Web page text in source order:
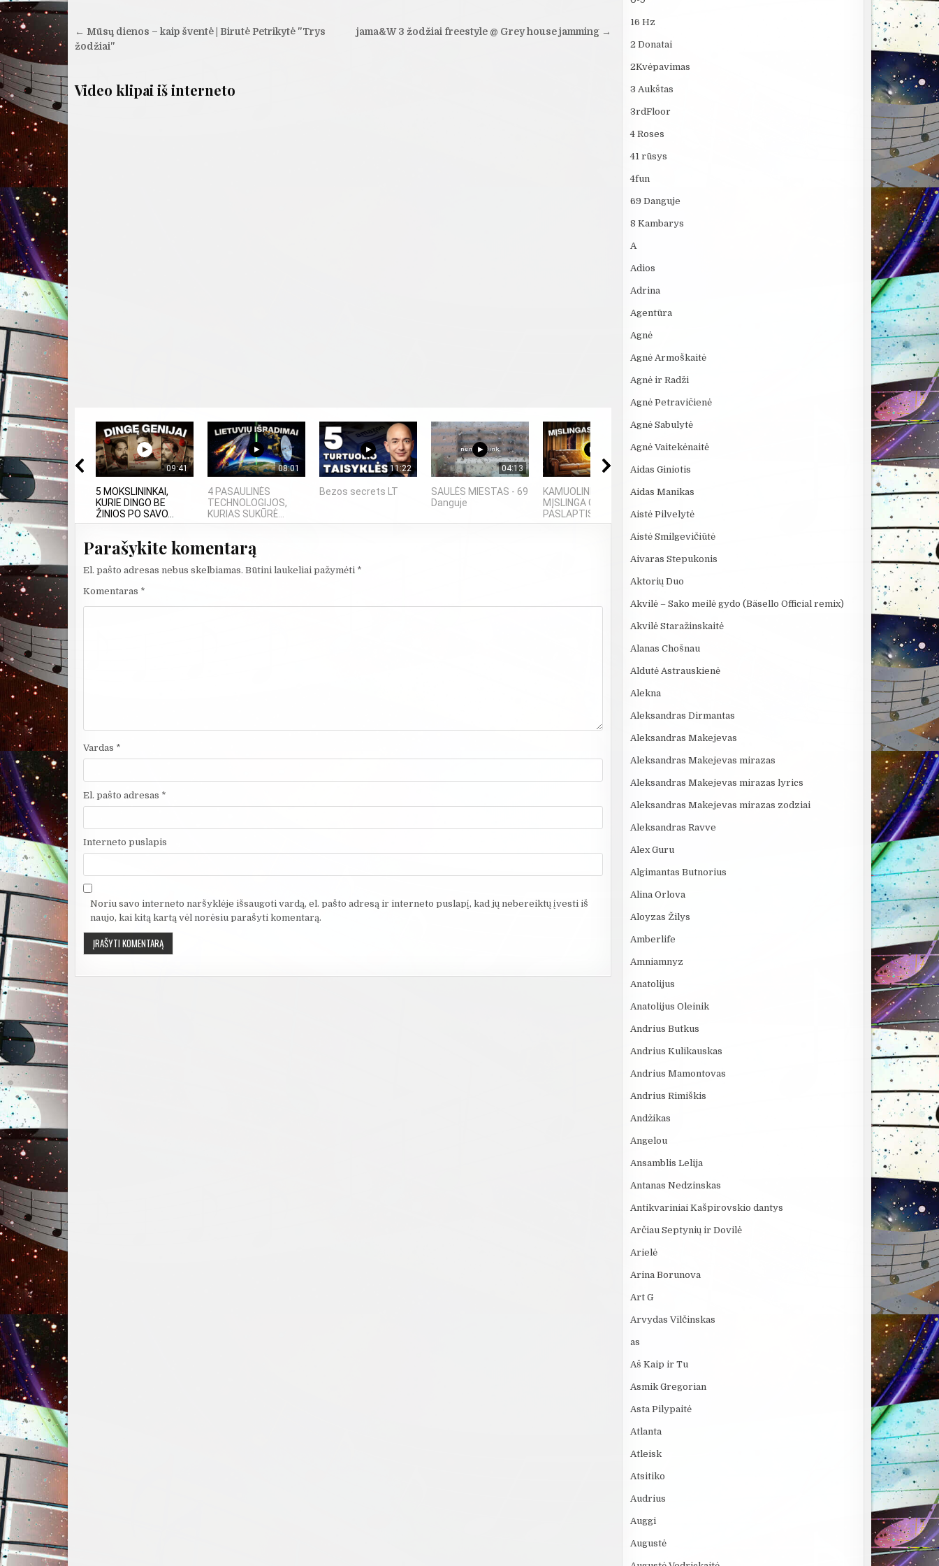
Navigacija
tarp
jama&W 3 žodžiai freestyle @ Grey house jamming →
← Mūsų dienos – kaip šventė | Birutė Petrikytė "Trys
žodžiai"
Video klipai iš interneto
09:41
5 MOKSLININKAI,
KURIE DINGO BE
ŽINIOS PO SAVO...
08:01
4 PASAULINĖS
TECHNOLOGIJOS,
KURIAS SUKŪRĖ...
11:22
Bezos secrets LT
04:13
SAULĖS MIESTAS - 69
Danguje
09:00
KAMUOLINIS ŽAIBAS:
MĮSLINGA GAMTOS
PASLAPTIS
Se7en – kai tamsa
Andrius
feat. Atlanta
Kregždutės
Parašykite komentarą
El. pašto adresas nebus skelbiamas. Būtini laukeliai pažymėti *
Komentaras *
Vardas *
El. pašto adresas *
Interneto puslapis
Noriu savo interneto naršyklėje išsaugoti vardą, el. pašto adresą ir interneto puslapį, kad jų nebereiktų įvesti iš
naujo, kai kitą kartą vėl norėsiu parašyti komentarą.
16 Hz
2 Donatai
2Kvėpavimas
3 Aukštas
3rdFloor
4 Roses
41 rūsys
4fun
69 Danguje
8 Kambarys
A
Adios
Adrina
Agentūra
Agnė
Agnė Armoškaitė
Agnė ir Radži
Agnė Petravičienė
Agnė Sabulytė
Agnė Vaitekėnaitė
Aidas Giniotis
Aidas Manikas
Aistė Pilvelytė
Aistė Smilgevičiūtė
Aivaras Stepukonis
Aktorių Duo
Akvilė – Sako meilė gydo (Bäsello Official remix)
Akvilė Staražinskaitė
Alanas Chošnau
Aldutė Astrauskienė
Alekna
Aleksandras Dirmantas
Aleksandras Makejevas
Aleksandras Makejevas mirazas
Aleksandras Makejevas mirazas lyrics
Aleksandras Makejevas mirazas zodziai
Aleksandras Ravve
Alex Guru
Algimantas Butnorius
Alina Orlova
Aloyzas Žilys
Amberlife
Amniamnyz
Anatolijus
Anatolijus Oleinik
Andrius Butkus
Andrius Kulikauskas
Andrius Mamontovas
Andrius Rimiškis
Andžikas
Angelou
Ansamblis Lelija
Antanas Nedzinskas
Antikvariniai Kašpirovskio dantys
Arčiau Septynių ir Dovilė
Arielė
Arina Borunova
Art G
Arvydas Vilčinskas
as
Aš Kaip ir Tu
Asmik Gregorian
Asta Pilypaitė
Atlanta
Atleisk
Atsitiko
Audrius
Auggi
Augustė